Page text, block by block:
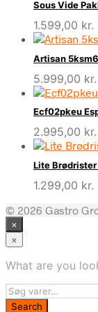
Sous Vide
1.599,00 kr.
Artisan
5.999,00 kr.
Ecf02pkeu
2.995,00 kr.
Lite
1.299,00 kr.
© 2026 Gastro
×
×
What are you